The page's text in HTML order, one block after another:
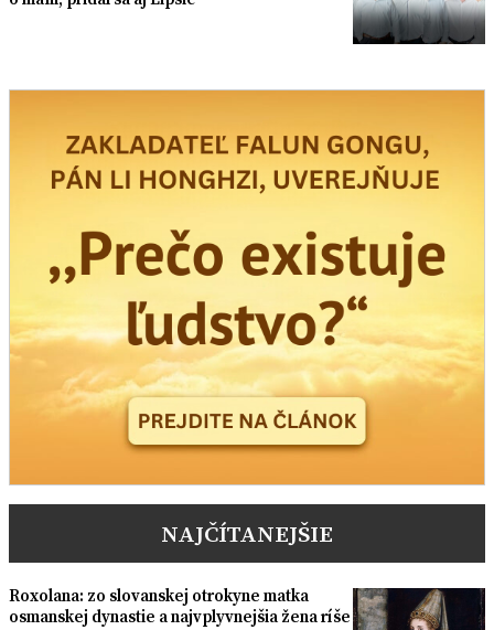
NAJČÍTANEJŠIE
Roxolana: zo slovanskej otrokyne matka
osmanskej dynastie a najvplyvnejšia žena ríše